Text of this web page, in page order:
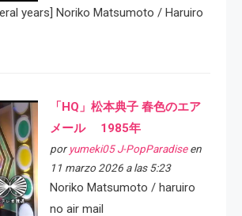
years] Noriko Matsumoto / Haruiro
「HQ」松本典子 春色のエア
メール 1985年
por yumeki05 J-PopParadiseen
11 marzo 2026 a las 5:23
Noriko Matsumoto / haruiro
no air mail